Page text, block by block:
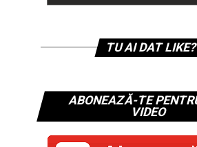
TU AI DAT LIKE?
ABONEAZĂ-TE
VIDEO